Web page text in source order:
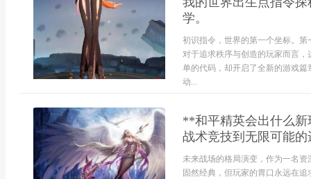
学。
初识指令，世界的第一个坐标。
对于追求秩序与创造的玩家而言
单的代码，却开启了全新的游戏
动...
**和平精英会出什么
战术竞技到无限可能
未来战场的格局演变，作为一名
固然经典，但玩家的胃口永远在